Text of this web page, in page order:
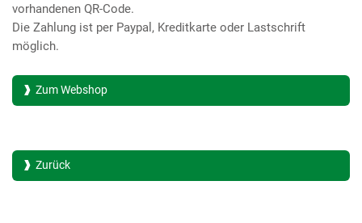
vorhandenen QR-Code.
Die Zahlung ist per Paypal, Kreditkarte oder Lastschrift
möglich.
Zum Webshop
Zurück